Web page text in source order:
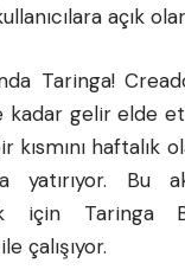
açık
Taringa!
kadar gelir elde
haftalık
yatırıyor. Bu
için Taringa
çalışıyor.